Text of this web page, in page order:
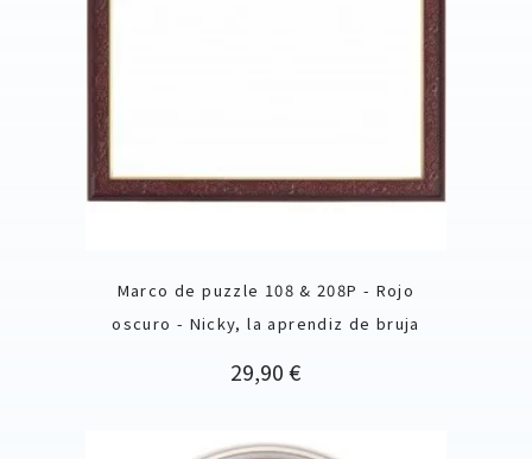
Marco de puzzle 108 & 208P - Rojo
oscuro - Nicky, la aprendiz de bruja
Precio
29,90 €